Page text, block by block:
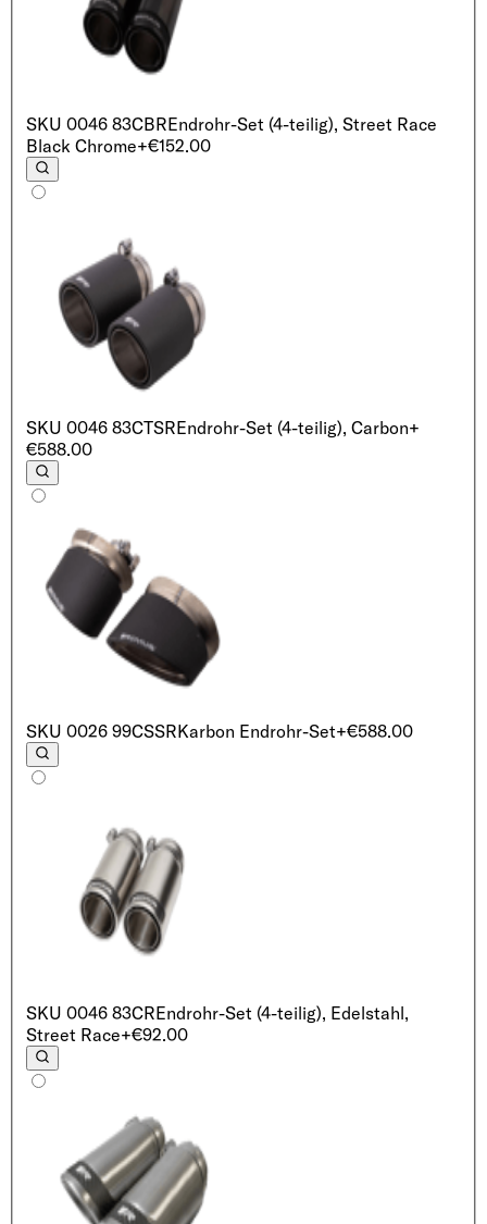
SKU 0046 83CBREndrohr-Set (4-teilig), Street Race
Black Chrome+€152.00
SKU 0046 83CTSREndrohr-Set (4-teilig), Carbon+
€588.00
SKU 0026 99CSSRKarbon Endrohr-Set+€588.00
SKU 0046 83CREndrohr-Set (4-teilig), Edelstahl,
Street Race+€92.00